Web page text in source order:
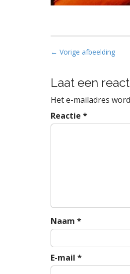
B
r
i
c
h
t
a
t
i
e
← Vorige afbeelding
Laat een
Het e-mailadres
Reactie *
Naam *
E-mail *